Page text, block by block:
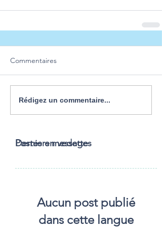
Commentaires
Rédigez un commentaire...
Postes en vedette
Aucun post publié
dans cette langue
Derniers messages